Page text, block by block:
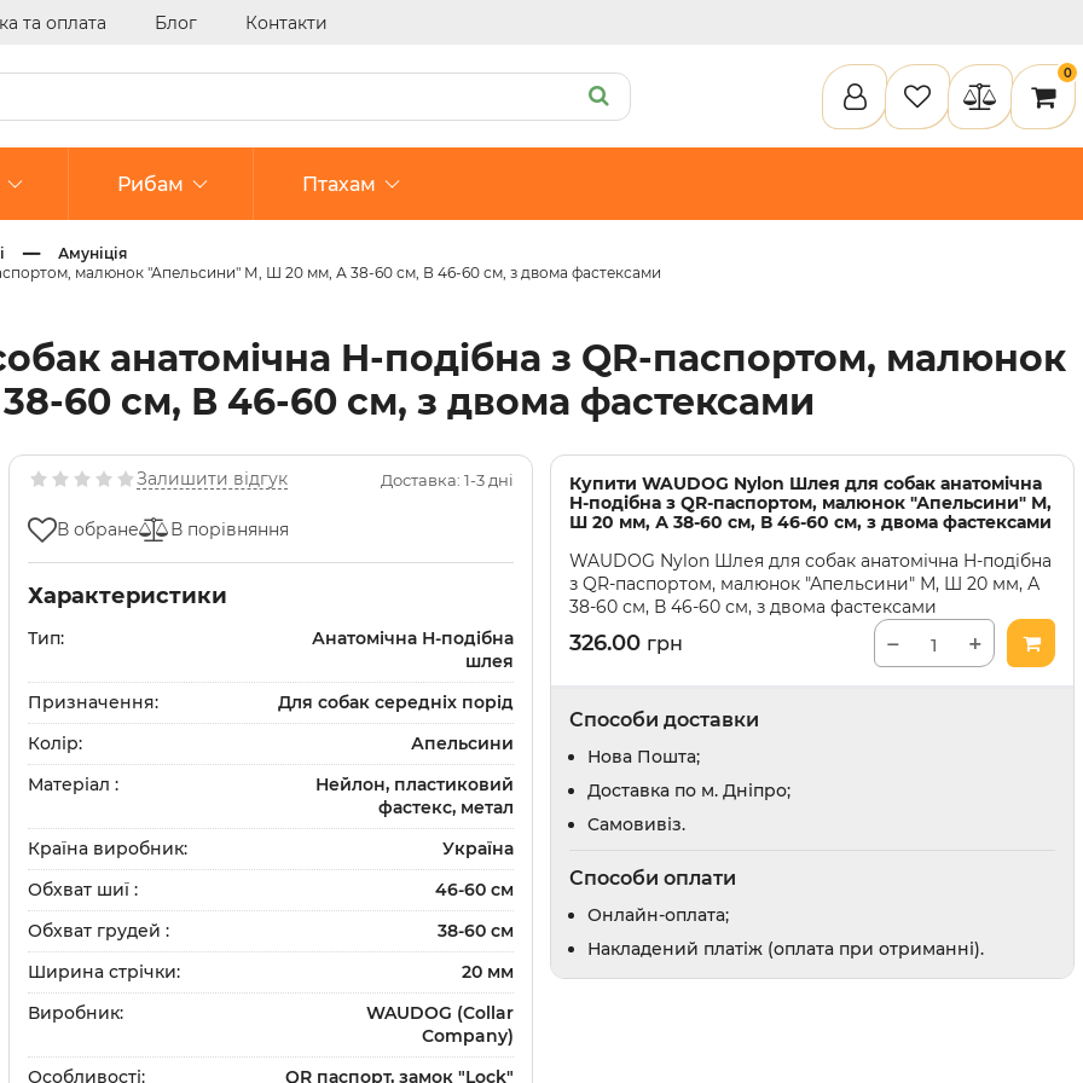
та оплата Блог Контакти
0
Клітки і вольєри
Засоби для догляду
щітки
Шампуні
Парфуми та одеколони
Відлякувачі та засоби від погризів
Засоби для привчання
Заспокійливі засоби
Вітаміни та добавки
Протипаразитарні засоби
Дерматологічні препарати
Препарати для очей та вух
Препарати для суглобів
Гастроентерологічні препарати
препарати
для очей та вух
препарати
аксесуари
Засоби для догляду
щітки
Засоби для дому
Парфуми і одеколони
Наповнювачі для клітки
Рибам Птахам
Амуніція
малюнок "Апельсини" М, Ш 20 мм, А 38-60 см, В 46-60 см, з двома фастексами
анатомічна H-подібна з QR-паспортом, малюнок
60 см, В 46-60 см, з двома фастексами
Залишити відгук Доставка: 1-3 дні
В обране В порівняння
Характеристики
Тип:
Анатомічна Н-подібна
шлея
Призначення:
Для собак середніх порід
Колір:
Апельсини
Матеріал :
Нейлон, пластиковий
фастекс, метал
Країна виробник:
Україна
Обхват шиї :
46-60 см
Обхват грудей :
38-60 см
Ширина стрічки:
20 мм
Виробник:
WAUDOG (Collar
Company)
Особливості:
QR паспорт, замок "Lock"
Купити WAUDOG Nylon Шлея для собак анатомічна
H-подібна з QR-паспортом, малюнок "Апельсини" М,
Ш 20 мм, А 38-60 см, В 46-60 см, з двома фастексами
WAUDOG Nylon Шлея для собак анатомічна H-подібна
з QR-паспортом, малюнок "Апельсини" М, Ш 20 мм, А
38-60 см, В 46-60 см, з двома фастексами
326.00 грн − +
Способи доставки
Нова Пошта;
Доставка по м. Дніпро;
Cамовивіз.
Способи оплати
Онлайн-оплата;
Накладений платіж (оплата при отриманні).